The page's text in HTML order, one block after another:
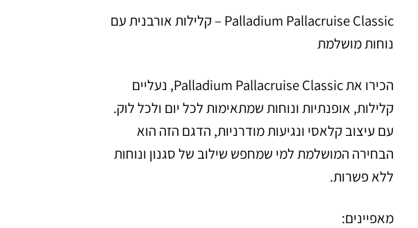
Palladium Pallacruise Classic – קלילות אורבנית עם
נוחות מושלמת
הכירו את Palladium Pallacruise Classic, נעליים
קלילות, אופנתיות ונוחות שמתאימות לכל יום ולכל לוק.
עם עיצוב קלאסי ונגיעות מודרניות, הדגם הזה הוא
הבחירה המושלמת למי שמחפש שילוב של סגנון ונוחות
ללא פשרות.
מאפיינים: